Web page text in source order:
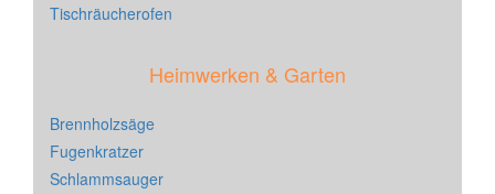
Tischräucherofen
Heimwerken & Garten
Brennholzsäge
Fugenkratzer
Schlammsauger